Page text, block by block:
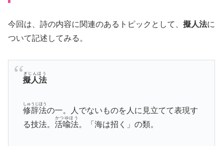
今回は、詩の内容に関連のあるトピックとして、 擬人法に
ついて記述してみる。
擬人法
ぎじんほう
修辞法
しゅうじほう
の一。人でないものを人に見立てて表現す
る技法。 活喩法
かつゆほう
。「海は招く」の類。